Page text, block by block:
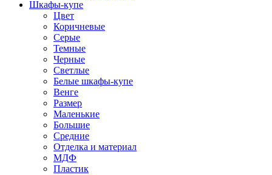
Шкафы-купе
Цвет
Коричневые
Серые
Темные
Черные
Светлые
Белые шкафы-купе
Венге
Размер
Маленькие
Большие
Средние
Отделка и материал
МДФ
Пластик